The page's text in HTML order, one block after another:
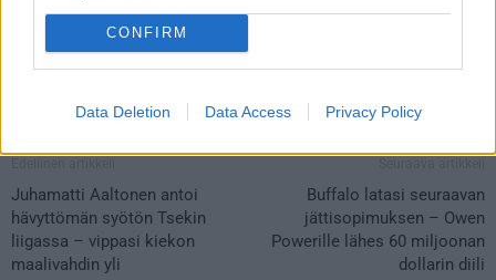
CONFIRM
Data Deletion Data Access Privacy Policy
Juhamatti Aaltonen antoi
hävyttömän syötön Tsekin
liigassa – vippasi kiekon
maalivahdin yli
Buffalo latasi seuraavan
jättisopimuksen – Owen
Powerille lähes 60 miljoonan
dollarin diili